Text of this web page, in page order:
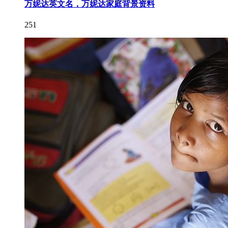
万妮达英文名，万妮达家庭背景资料
251